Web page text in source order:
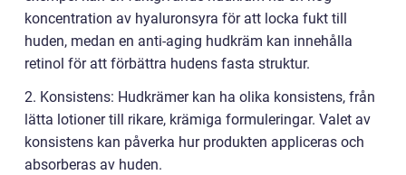
koncentration av hyaluronsyra för att locka fukt till
huden, medan en anti-aging hudkräm kan innehålla
retinol för att förbättra hudens fasta struktur.
2. Konsistens: Hudkrämer kan ha olika konsistens, från
lätta lotioner till rikare, krämiga formuleringar. Valet av
konsistens kan påverka hur produkten appliceras och
absorberas av huden.